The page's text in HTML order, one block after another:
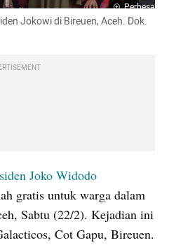
Perbesar
Jokowi di Bireuen, Aceh. Dok.
Joko Widodo
gratis untuk warga dalam
Sabtu (22/2). Kejadian ini